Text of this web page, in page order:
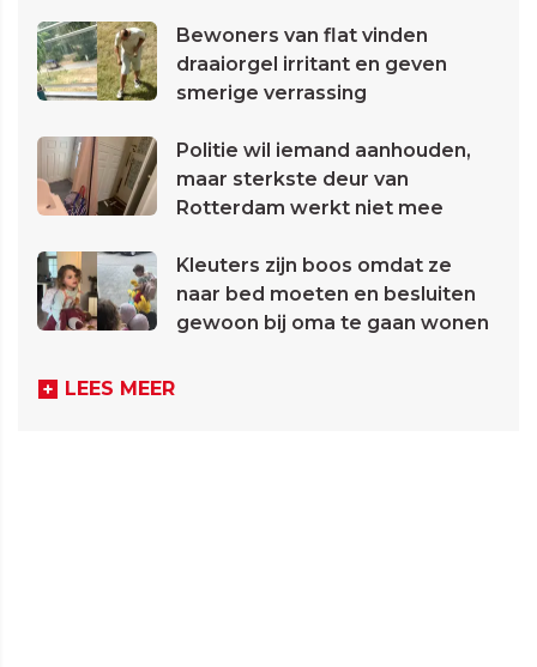
Bewoners van flat vinden
draaiorgel irritant en geven
smerige verrassing
Politie wil iemand aanhouden,
maar sterkste deur van
Rotterdam werkt niet mee
Kleuters zijn boos omdat ze
naar bed moeten en besluiten
gewoon bij oma te gaan wonen
LEES MEER